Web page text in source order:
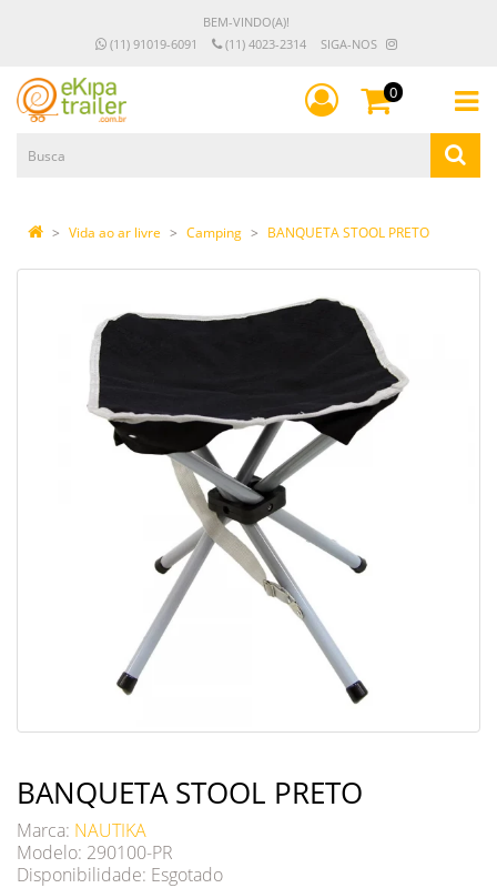
BEM-VINDO(A)!
(11) 91019-6091
(11) 4023-2314 SIGA-NOS
0
Vida ao ar livre Camping BANQUETA STOOL PRETO
BANQUETA STOOL PRETO
Marca: NAUTIKA
Modelo: 290100-PR
Disponibilidade: Esgotado